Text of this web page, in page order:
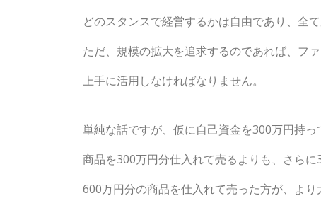
どのスタンスで経営するかは自由であり、全て
ただ、規模の拡大を追求するのであれば、フ
上手に活用しなければなりません。
単純な話ですが、仮に自己資金を300万円持っ
商品を300万円分仕入れて売るよりも、さらに
600万円分の商品を仕入れて売った方が、より